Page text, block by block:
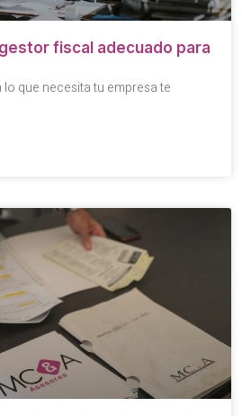
fiscal adecuado para
que necesita tu empresa te